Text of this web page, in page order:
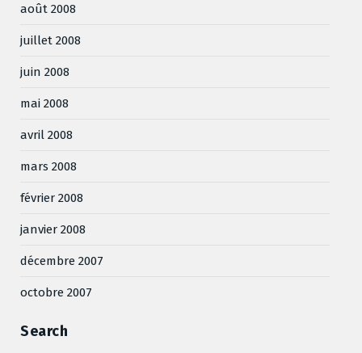
août 2008
juillet 2008
juin 2008
mai 2008
avril 2008
mars 2008
février 2008
janvier 2008
décembre 2007
octobre 2007
Search